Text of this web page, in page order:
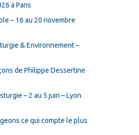
à Paris
– 16 au 20 novembre
& Environnement –
de Philippe Dessertine
– 2 au 5 juin – Lyon
ce qui compte le plus